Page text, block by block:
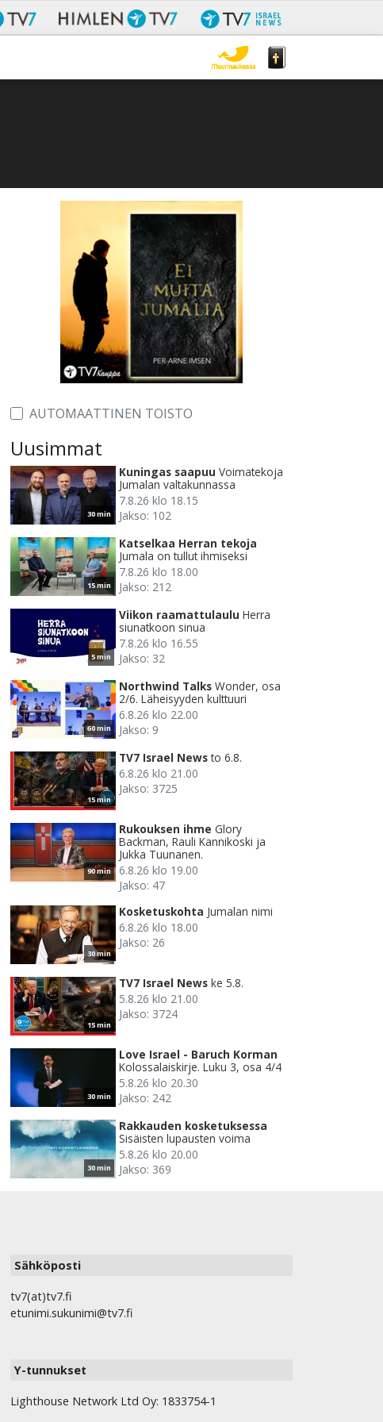
AUTOMAATTINEN TOISTO
Uusimmat
30 min
Kuningas saapuu Voimatekoja
Jumalan valtakunnassa
7.8.26 klo 18.15
Jakso: 102
15 min
Katselkaa Herran tekoja
Jumala on tullut ihmiseksi
7.8.26 klo 18.00
Jakso: 212
5 min
Viikon raamattulaulu Herra
siunatkoon sinua
7.8.26 klo 16.55
Jakso: 32
60 min
Northwind Talks Wonder, osa
2/6. Läheisyyden kulttuuri
6.8.26 klo 22.00
Jakso: 9
15 min
TV7 Israel News to 6.8.
6.8.26 klo 21.00
Jakso: 3725
90 min
Rukouksen ihme Glory
Backman, Rauli Kannikoski ja
Jukka Tuunanen.
6.8.26 klo 19.00
Jakso: 47
30 min
Kosketuskohta Jumalan nimi
6.8.26 klo 18.00
Jakso: 26
15 min
TV7 Israel News ke 5.8.
5.8.26 klo 21.00
Jakso: 3724
30 min
Love Israel - Baruch Korman
Kolossalaiskirje. Luku 3, osa 4/4
5.8.26 klo 20.30
Jakso: 242
30 min
Rakkauden kosketuksessa
Sisäisten lupausten voima
5.8.26 klo 20.00
Jakso: 369
Sähköposti
tv7(at)tv7.fi
etunimi.sukunimi@tv7.fi
Y-tunnukset
Lighthouse Network Ltd Oy: 1833754-1